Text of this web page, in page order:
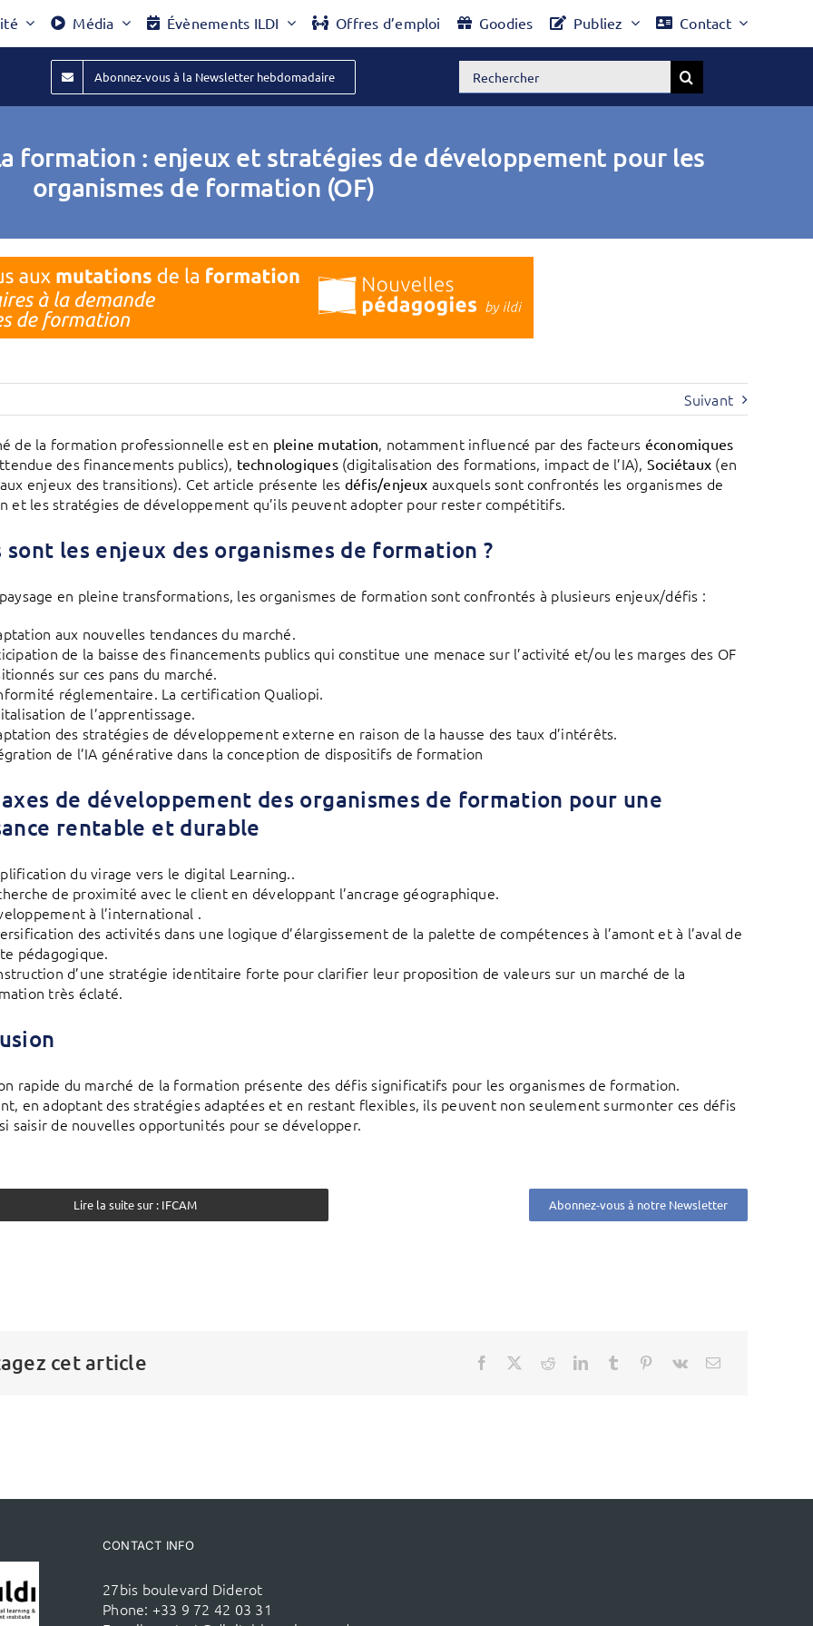
Média Évènements ILDI Offres d’emploi Goodies Publiez Contact
Abonnez-vous à la Newsletter hebdomadaire Rechercher:
formation : enjeux et stratégies de développement pour les
organismes de formation (OF)
Suivant
de la formation professionnelle est en pleine mutation, notamment influencé par des facteurs économiques
des financements publics), technologiques (digitalisation des formations, impact de l’IA), Sociétaux (en
enjeux des transitions). Cet article présente les défis/enjeux auxquels sont confrontés les organismes de
et les stratégies de développement qu’ils peuvent adopter pour rester compétitifs.
sont les enjeux des organismes de formation ?
en pleine transformations, les organismes de formation sont confrontés à plusieurs enjeux/défis :
aux nouvelles tendances du marché.
de la baisse des financements publics qui constitue une menace sur l’activité et/ou les marges des OF
sur ces pans du marché.
réglementaire. La certification Qualiopi.
de l’apprentissage.
des stratégies de développement externe en raison de la hausse des taux d’intérêts.
de l’IA générative dans la conception de dispositifs de formation
de développement des organismes de formation pour une
rentable et durable
du virage vers le digital Learning..
de proximité avec le client en développant l’ancrage géographique.
à l’international .
des activités dans une logique d’élargissement de la palette de compétences à l’amont et à l’aval de
pédagogique.
d’une stratégie identitaire forte pour clarifier leur proposition de valeurs sur un marché de la
très éclaté.
rapide du marché de la formation présente des défis significatifs pour les organismes de formation.
en adoptant des stratégies adaptées et en restant flexibles, ils peuvent non seulement surmonter ces défis
saisir de nouvelles opportunités pour se développer.
Lire la suite sur : IFCAM Abonnez-vous à notre Newsletter
cet article
CONTACT INFO
27bis boulevard Diderot
Phone: +33 9 72 42 03 31